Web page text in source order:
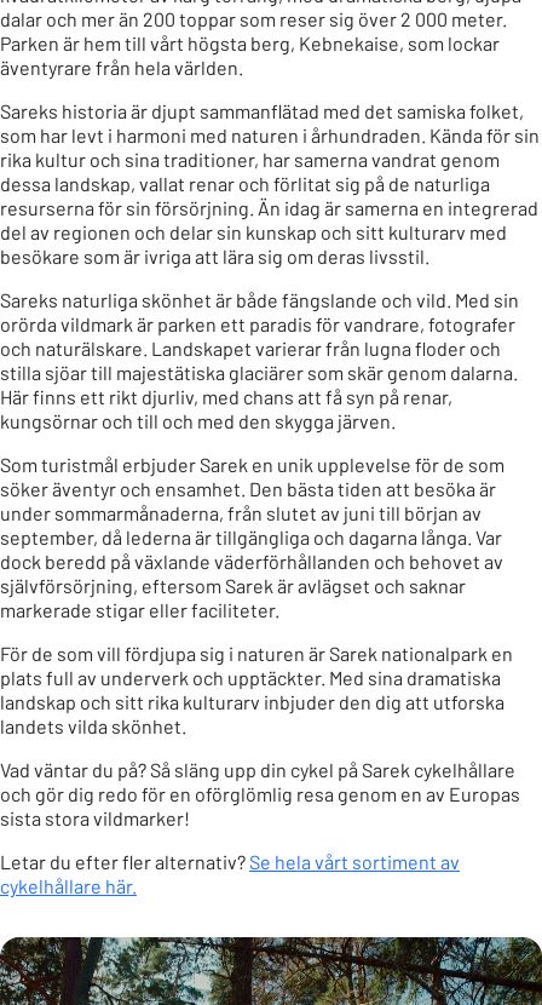
dalar och mer än 200 toppar som reser sig över 2 000 meter.
Parken är hem till vårt högsta berg, Kebnekaise, som lockar
äventyrare från hela världen.
Sareks historia är djupt sammanflätad med det samiska folket,
som har levt i harmoni med naturen i århundraden. Kända för sin
rika kultur och sina traditioner, har samerna vandrat genom
dessa landskap, vallat renar och förlitat sig på de naturliga
resurserna för sin försörjning. Än idag är samerna en integrerad
del av regionen och delar sin kunskap och sitt kulturarv med
besökare som är ivriga att lära sig om deras livsstil.
Sareks naturliga skönhet är både fängslande och vild. Med sin
orörda vildmark är parken ett paradis för vandrare, fotografer
och naturälskare. Landskapet varierar från lugna floder och
stilla sjöar till majestätiska glaciärer som skär genom dalarna.
Här finns ett rikt djurliv, med chans att få syn på renar,
kungsörnar och till och med den skygga järven.
Som turistmål erbjuder Sarek en unik upplevelse för de som
söker äventyr och ensamhet. Den bästa tiden att besöka är
under sommarmånaderna, från slutet av juni till början av
september, då lederna är tillgängliga och dagarna långa. Var
dock beredd på växlande väderförhållanden och behovet av
självförsörjning, eftersom Sarek är avlägset och saknar
markerade stigar eller faciliteter.
För de som vill fördjupa sig i naturen är Sarek nationalpark en
plats full av underverk och upptäckter. Med sina dramatiska
landskap och sitt rika kulturarv inbjuder den dig att utforska
landets vilda skönhet.
Vad väntar du på? Så släng upp din cykel på Sarek cykelhållare
och gör dig redo för en oförglömlig resa genom en av Europas
sista stora vildmarker!
Letar du efter fler alternativ?Se hela vårt sortiment av
cykelhållare här.